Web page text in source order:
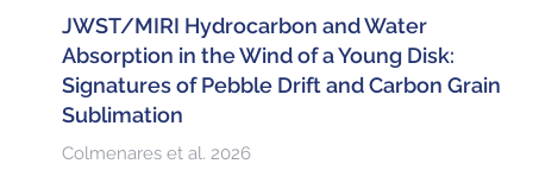
JWST/MIRI Hydrocarbon and Water
Absorption in the Wind of a Young Disk:
Signatures of Pebble Drift and Carbon Grain
Sublimation
Colmenares et al. 2026